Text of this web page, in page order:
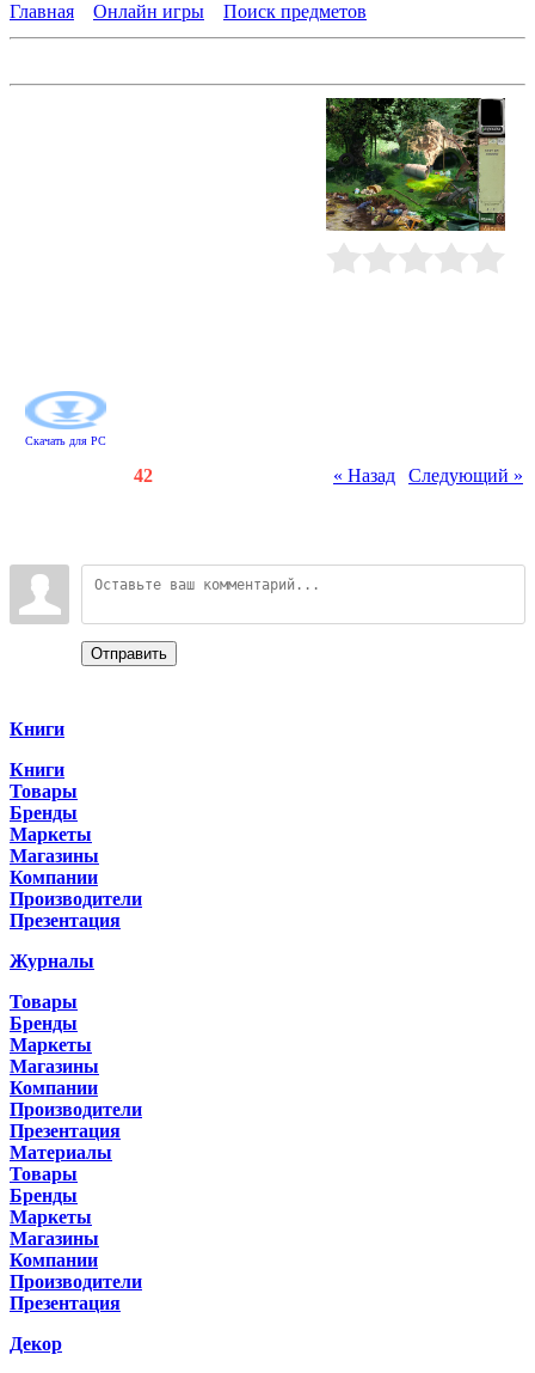
Главная
Онлайн игры Поиск предметов
Скачать для PC
« Назад Следующий »
42
Отправить
Книги
Книги
Товары
Бренды
Маркеты
Магазины
Компании
Производители
Презентация
Журналы
Товары
Бренды
Маркеты
Магазины
Компании
Производители
Презентация
Материалы
Товары
Бренды
Маркеты
Магазины
Компании
Производители
Презентация
Декор